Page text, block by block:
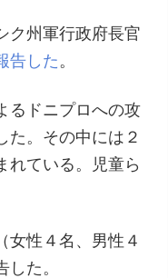
フォトバンク
ク州軍行政府長官
告した 。
るドニプロへの攻
た。その中には２
れている。児童ら
女性４名、男性４
た。